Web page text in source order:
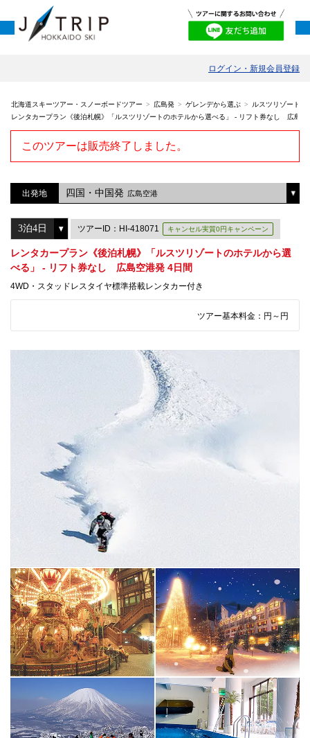
ログイン・新規会員登録
北海道スキーツアー・スノーボードツアー 広島発 ゲレンデから選ぶ
ルスツリゾート
レンタカープラン《後泊札幌》「ルスツリゾートのホテルから選べる」 - リフト券なし 広島空
このツアーは販売終了しました。
出発地 四国・中国発 広島空港
ツアーID：HI-418071 キャンセル実質0円キャンペーン
レンタカープラン《後泊札幌》「ルスツリゾートのホテルから選
べる」 - リフト券なし 広島空港発 4日間
4WD・スタッドレスタイヤ標準搭載レンタカー付き
ツアー基本料金： 円～ 円